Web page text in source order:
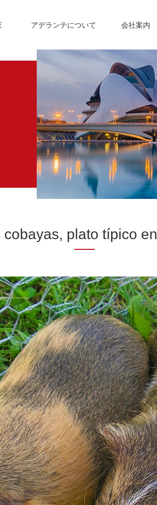
アデランテについて 会社案内
cobayas, plato típico